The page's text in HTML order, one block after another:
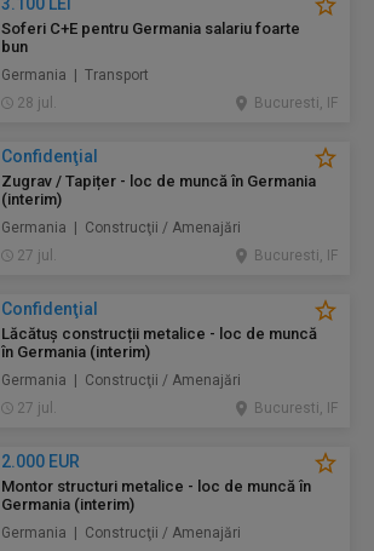
Soferi C+E pentru Germania salariu foarte
bun
Germania | Transport
28 jul.
Bucuresti, IF
Confidenţial
Zugrav / Tapițer - loc de muncă în Germania
(interim)
Germania | Construcţii / Amenajări
27 jul.
Bucuresti, IF
Confidenţial
Lăcătuș construcții metalice - loc de muncă
în Germania (interim)
Germania | Construcţii / Amenajări
27 jul.
Bucuresti, IF
2.000 EUR
Montor structuri metalice - loc de muncă în
Germania (interim)
Germania | Construcţii / Amenajări